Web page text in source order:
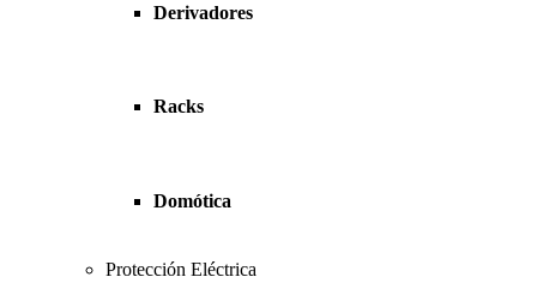
Derivadores
Racks
Domótica
Protección Eléctrica